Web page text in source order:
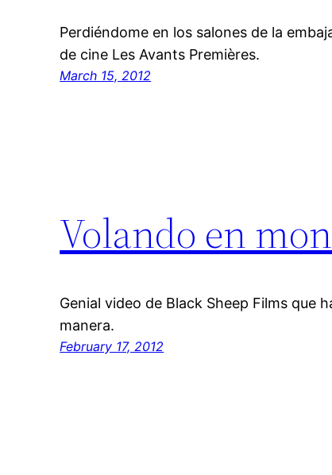
Perdiéndome en los salones de la
de cine Les Avants Premières.
March 15, 2012
Volando en
Genial video de Black Sheep Films que
manera.
February 17, 2012